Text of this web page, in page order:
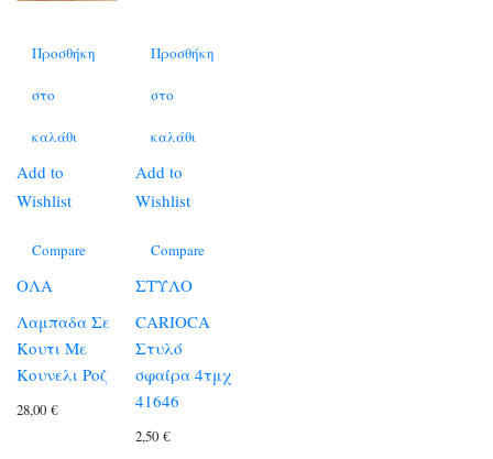
Προσθήκη
στο
καλάθι
Add to
Wishlist
Compare
ΟΛΑ
Λαμπαδα Σε
Κουτι Με
Κουνελι Ροζ
28,00 €
Προσθήκη
στο
καλάθι
Add to
Wishlist
Compare
ΣΤΥΛΟ
CARIOCA
Στυλό
σφαίρα 4τμχ
41646
2,50€